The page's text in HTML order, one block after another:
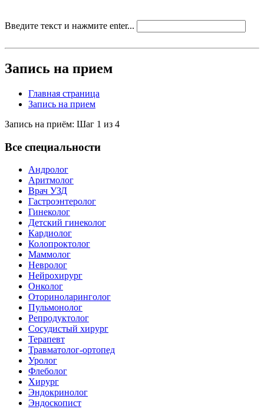
Введите текст и нажмите enter...
Запись на прием
Главная страница
Запись на прием
Запись на приём: Шаг 1 из 4
Все специальности
Андролог
Аритмолог
Врач УЗД
Гастроэнтеролог
Гинеколог
Детский гинеколог
Кардиолог
Колопроктолог
Маммолог
Невролог
Нейрохирург
Онколог
Оториноларинголог
Пульмонолог
Репродуктолог
Сосудистый хирург
Терапевт
Травматолог-ортопед
Уролог
Флеболог
Хирург
Эндокринолог
Эндоскопист